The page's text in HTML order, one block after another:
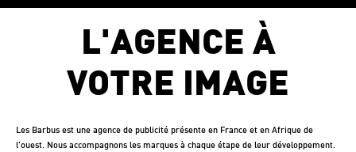
L'AGENCE À
VOTRE IMAGE
Les Barbus est une agence de publicité présente en France et en Afrique de
l'ouest. Nous accompagnons les marques à chaque étape de leur développement.